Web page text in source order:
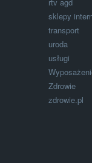
sklepy
transport
uroda
usługi
Zdrowie
zdrowie.pl